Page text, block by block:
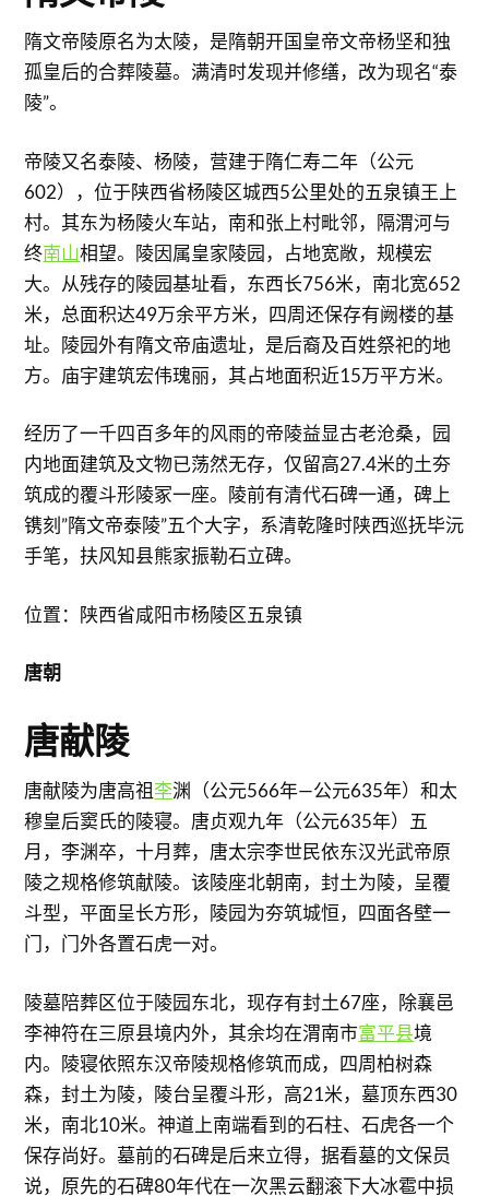
隋文帝陵原名为太陵，是隋朝开国皇帝文帝杨坚和独
孤皇后的合葬陵墓。满清时发现并修缮，改为现名“泰
陵”。
帝陵又名泰陵、杨陵，营建于隋仁寿二年（公元
602），位于陕西省杨陵区城西5公里处的五泉镇王上
村。其东为杨陵火车站，南和张上村毗邻，隔渭河与
终南山相望。陵因属皇家陵园，占地宽敞，规模宏
大。从残存的陵园基址看，东西长756米，南北宽652
米，总面积达49万余平方米，四周还保存有阙楼的基
址。陵园外有隋文帝庙遗址，是后裔及百姓祭祀的地
方。庙宇建筑宏伟瑰丽，其占地面积近15万平方米。
经历了一千四百多年的风雨的帝陵益显古老沧桑，园
内地面建筑及文物已荡然无存，仅留高27.4米的土夯
筑成的覆斗形陵冢一座。陵前有清代石碑一通，碑上
镌刻”隋文帝泰陵”五个大字，系清乾隆时陕西巡抚毕沅
手笔，扶风知县熊家振勒石立碑。
位置：陕西省咸阳市杨陵区五泉镇
唐朝
唐献陵
唐献陵为唐高祖李渊（公元566年—公元635年）和太
穆皇后窦氏的陵寝。唐贞观九年（公元635年）五
月，李渊卒，十月葬，唐太宗李世民依东汉光武帝原
陵之规格修筑献陵。该陵座北朝南，封土为陵，呈覆
斗型，平面呈长方形，陵园为夯筑城恒，四面各壁一
门，门外各置石虎一对。
陵墓陪葬区位于陵园东北，现存有封土67座，除襄邑
李神符在三原县境内外，其余均在渭南市富平县境
内。陵寝依照东汉帝陵规格修筑而成，四周柏树森
森，封土为陵，陵台呈覆斗形，高21米，墓顶东西30
米，南北10米。神道上南端看到的石柱、石虎各一个
保存尚好。墓前的石碑是后来立得，据看墓的文保员
说，原先的石碑80年代在一次黑云翻滚下大冰雹中损